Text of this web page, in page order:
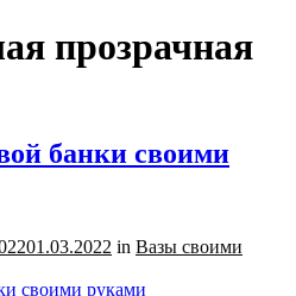
прозрачная
банки своими
01.03.2022 in Вазы своими